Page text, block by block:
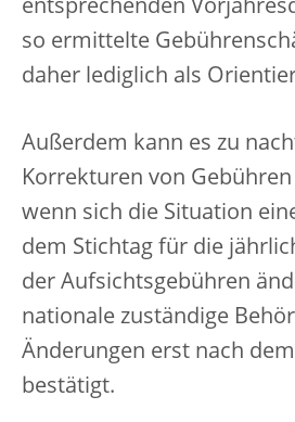
entsprechenden
so ermittelte
daher lediglich als
Außerdem kann es zu
Korrekturen von
wenn sich die Situation
dem Stichtag für die
der Aufsichtsgebühren
nationale zuständige
Änderungen erst nach
bestätigt.